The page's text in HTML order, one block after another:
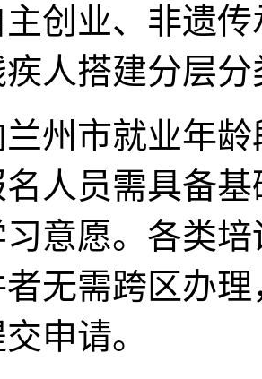
主创业、非遗
人搭建分层
州市就业年
人员需具备
意愿。各类
无需跨区办
申请。